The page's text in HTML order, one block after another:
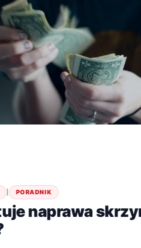
PORADNIK
naprawa